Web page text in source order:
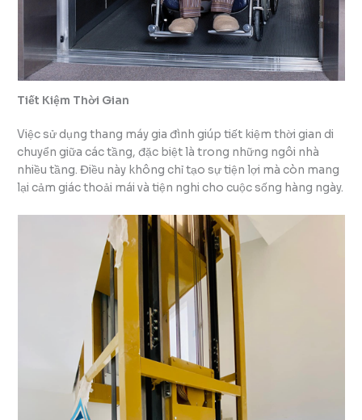
Tiết Kiệm Thời Gian
Việc sử dụng thang máy gia đình giúp tiết kiệm thời gian di
chuyển giữa các tầng, đặc biệt là trong những ngôi nhà
nhiều tầng. Điều này không chỉ tạo sự tiện lợi mà còn mang
lại cảm giác thoải mái và tiện nghi cho cuộc sống hàng ngày.